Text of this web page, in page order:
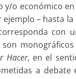
y/o económico
– hasta
con
son
Hacer, en el
a